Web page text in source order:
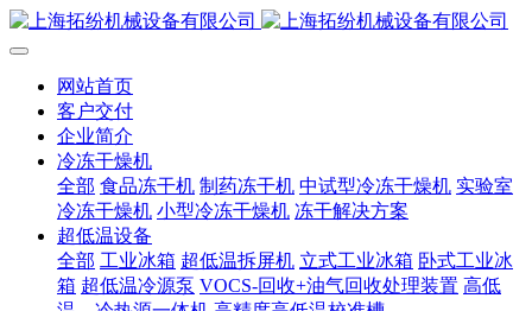
网站首页
客户交付
企业简介
冷冻干燥机
全部 食品冻干机 制药冻干机 中试型冷冻干燥机 实验室
冷冻干燥机 小型冷冻干燥机 冻干解决方案
超低温设备
全部 工业冰箱 超低温拆屏机 立式工业冰箱 卧式工业冰
箱 超低温冷源泵 VOCS-回收+油气回收处理装置 高低